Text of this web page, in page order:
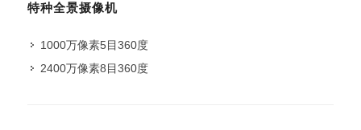
特种全景摄像机
1000万像素5目360度
2400万像素8目360度